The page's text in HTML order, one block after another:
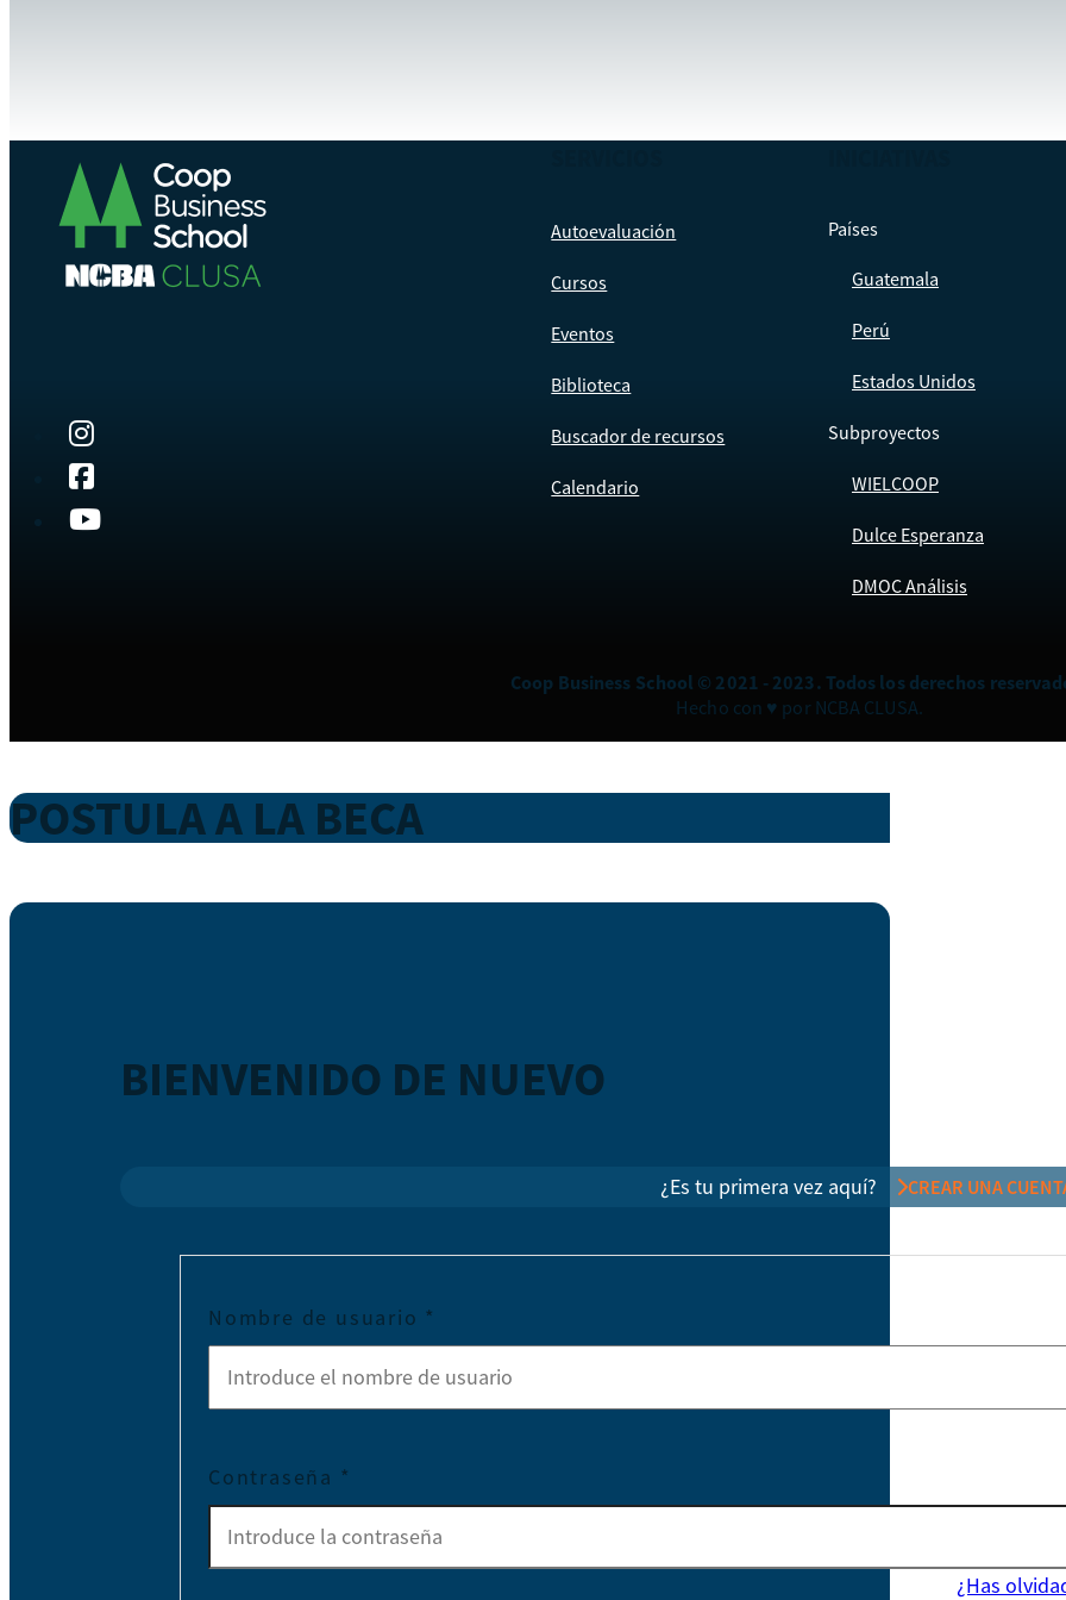
Autoevaluación
Cursos
Eventos
Biblioteca
Buscador de recursos
Calendario
Países
Guatemala
Perú
Estados Unidos
Subproyectos
WIELCOOP
Dulce Esperanza
DMOC Análisis
Coop Business School © 2021 - 2023. Todos los derechos
Hecho con ♥ por NCBA CLUSA.
POSTULA A LA BECA
BIENVENIDO DE NUEVO
¿Es tu primera vez aquí? CREAR UNA
Nombre de usuario *
Contraseña *
¿Has